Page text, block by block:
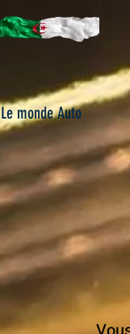
Le monde Auto